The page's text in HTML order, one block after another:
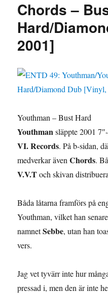
Chords –
Hard/
2001]
Youthman – Bust Hard
Youthmansläppte 2001
VI. Records. På b-sidan,
medverkar ävenChords.
V.V.Toch skivan
Båda låtarna framförs på
Youthman, vilket han
namnetSebbe, utan han
vers.
Jag vet tyvärr inte hur
pressad i, men den är inte